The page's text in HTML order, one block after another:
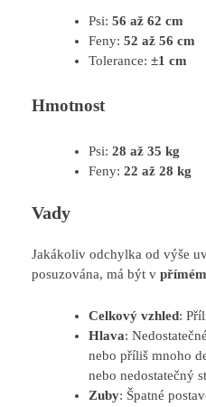
Psi: 56 až 62 cm
Feny: 52 až 56 cm
Tolerance: ±1 cm
Hmotnost
Psi: 28 až 35 kg
Feny: 22 až 28 kg
Vady
Jakákoliv odchylka od výše
posuzována, má být v
Celkový vzhled:
Hlava:
nebo příliš mnoho
nebo nedostatečný
Zuby: Špatné